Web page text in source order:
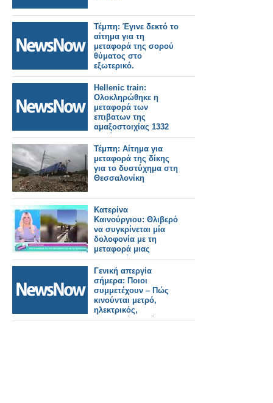
Τέμπη: Έγινε δεκτό το
αίτημα για τη
μεταφορά της σορού
θύματος στο
εξωτερικό.
Ηellenic train:
Ολοκληρώθηκε η
μεταφορά των
επιβατων της
αμαξοστοιχίας 1332
Καλάβρυτα –
Διακοπτό
Τέμπη: Αίτημα για
μεταφορά της δίκης
για το δυστύχημα στη
Θεσσαλονίκη
Κατερίνα
Καινούργιου: Θλιβερό
να συγκρίνεται μία
δολοφονία με τη
μεταφορά μιας
τραγουδίστριας -
Eίναι δύο τελείως
διαφορετικά
περιστατικά
Γενική απεργία
σήμερα: Ποιοι
συμμετέχουν – Πώς
κινούνται μετρό,
ηλεκτρικός,
λεωφορεία, ταξί,